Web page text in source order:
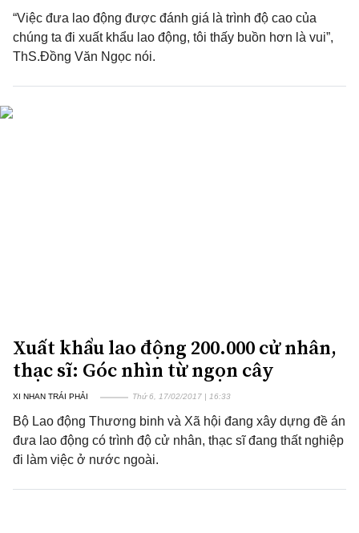
“Việc đưa lao động được đánh giá là trình độ cao của
chúng ta đi xuất khẩu lao động, tôi thấy buồn hơn là vui”,
ThS.Đồng Văn Ngọc nói.
Xuất khẩu lao động 200.000 cử nhân,
thạc sĩ: Góc nhìn từ ngọn cây
XI NHAN TRÁI PHẢI Thứ 6, 17/02/2017 | 16:33
Bộ Lao động Thương binh và Xã hội đang xây dựng đề án
đưa lao động có trình độ cử nhân, thạc sĩ đang thất nghiệp
đi làm việc ở nước ngoài.